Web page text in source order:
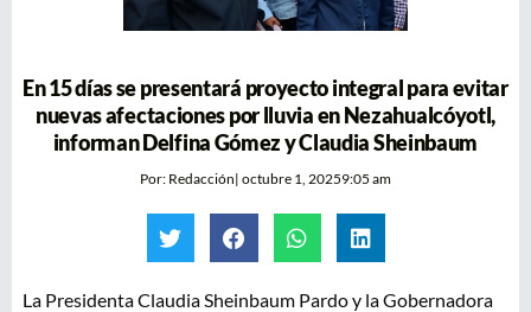
En 15 días se presentará proyecto integral para evitar
nuevas afectaciones por lluvia en Nezahualcóyotl,
informan Delfina Gómez y Claudia Sheinbaum
Por: Redacción| octubre 1, 20259:05 am
La Presidenta Claudia Sheinbaum Pardo y la Gobernadora